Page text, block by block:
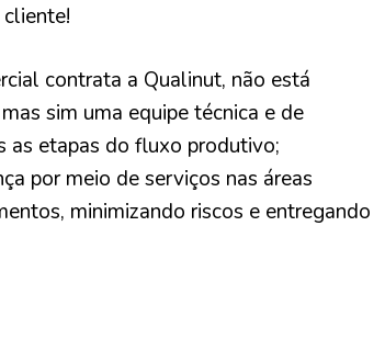
contrata a Qualinut, não está
sim uma equipe técnica e de
as etapas do fluxo produtivo;
por meio de serviços nas áreas
minimizando riscos e entregando